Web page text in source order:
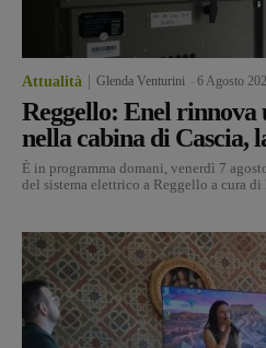
Attualità Glenda Venturini 6 Agosto
Reggello: Enel
nella cabina di Cascia,
È in programma domani, venerdì 7
del sistema elettrico a Reggello a cura di